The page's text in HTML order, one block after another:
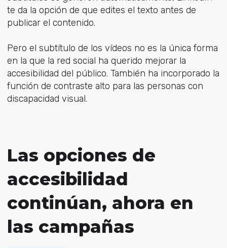
te da la opción de que edites el texto antes de
publicar el contenido.
Pero el subtítulo de los vídeos no es la única forma
en la que la red social ha querido mejorar la
accesibilidad del público. También ha incorporado la
función de contraste alto para las personas con
discapacidad visual.
Las opciones de
accesibilidad
continúan, ahora en
las campañas